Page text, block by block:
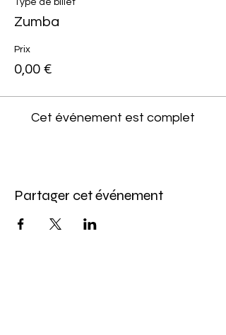
Type de billet
Zumba
Prix
0,00 €
Cet événement est complet
Partager cet événement